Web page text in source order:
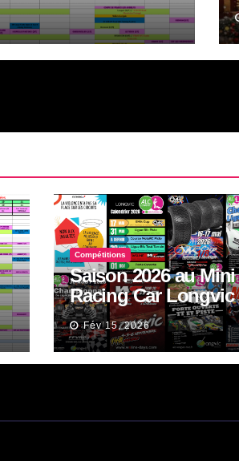
Compétitions
Saison 2026 au Mini
Racing Car Longvic
Piste et Tout Terrain.
Fév 15, 2026